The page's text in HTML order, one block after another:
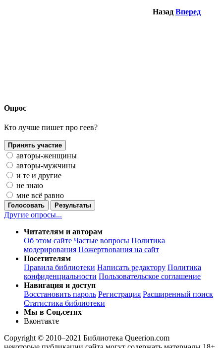
Назад Вперед
Опрос
Кто лучше пишет про геев?
Принять участие
авторы-женщины
авторы-мужчины
и те и другие
не знаю
мне всё равно
Голосовать Результаты
Другие опросы...
Читателям и авторам
Об этом сайте Частые вопросы Политика
модерирования Пожертвования на сайт
Посетителям
Правила библиотеки Написать редактору Политика
конфиденциальности Пользовательское соглашение
Навигация и доступ
Восстановить пароль Регистрация Расширенный поиск
Статистика библиотеки
Мы в Соц.сетях
Вконтакте
Copyright © 2010–2021 Библиотека Queerion.com